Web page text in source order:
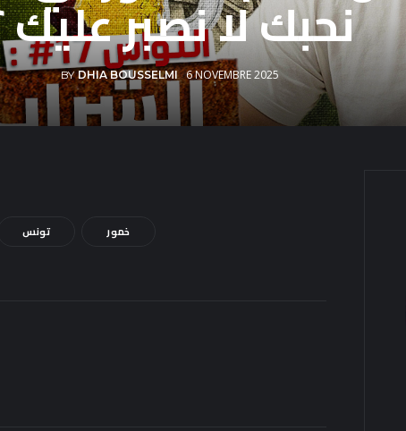
نحبك لا نصبر عليك
BY DHIA BOUSSELMI 6 NOVEMBRE 2025
تونس خمور